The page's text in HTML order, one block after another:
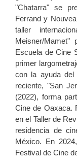
"Chatarra" se
Ferrand y
taller
Meisner/
Escuela de Cine
primer
con la ayuda del
reciente, "San
(2022), forma
Cine de Oaxaca.
en el Taller de
residencia de
México. En
Festival de Cine